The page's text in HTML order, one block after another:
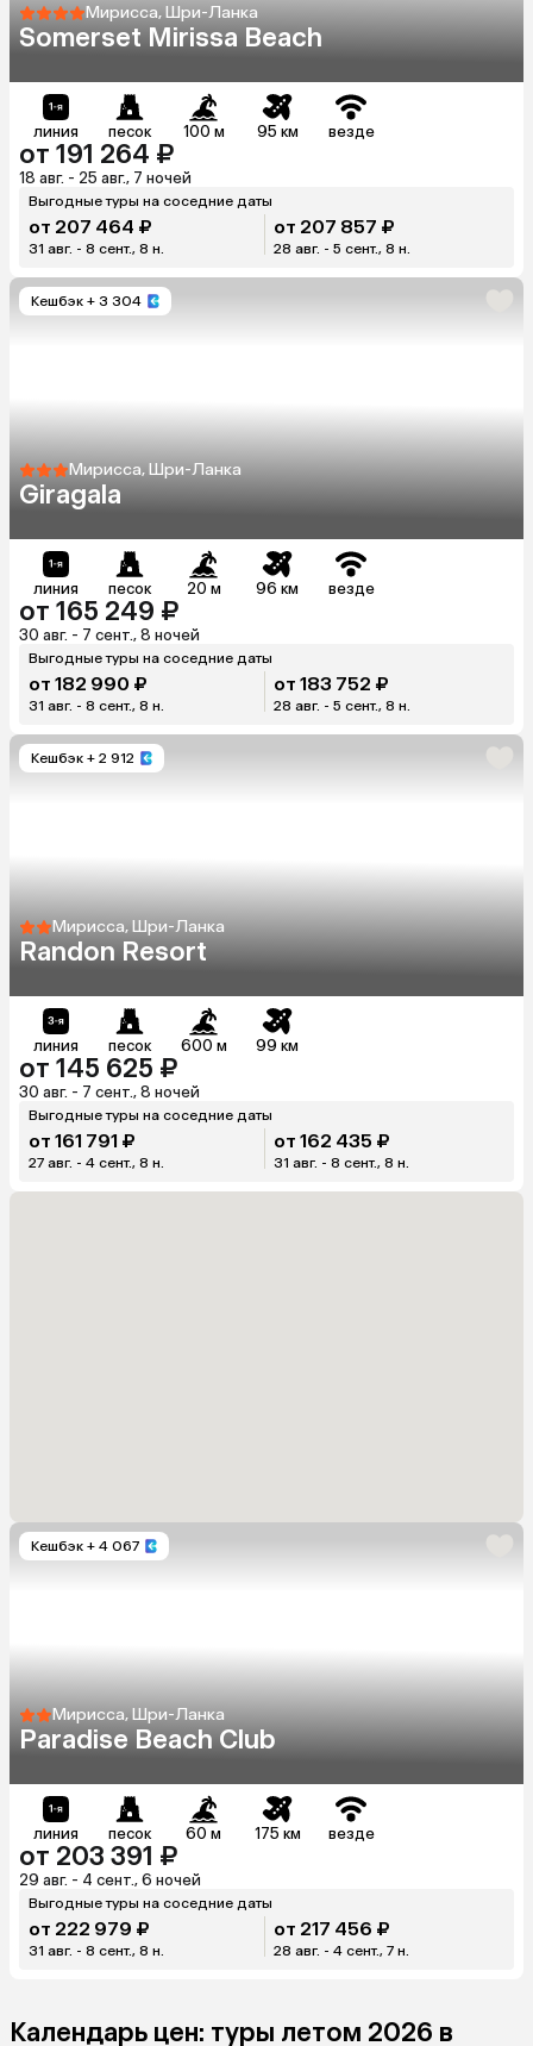
Мирисса, Шри-Ланка
Somerset Mirissa Beach
линия песок 100 м 95 км везде
от 191 264 ₽
18 авг. - 25 авг., 7 ночей
Выгодные туры на соседние даты
от 207 464 ₽
31 авг. - 8 сент., 8 н.
от 207 857 ₽
28 авг. - 5 сент., 8 н.
Кешбэк + 3 304
Мирисса, Шри-Ланка
Giragala
линия песок 20 м 96 км везде
от 165 249 ₽
30 авг. - 7 сент., 8 ночей
Выгодные туры на соседние даты
от 182 990 ₽
31 авг. - 8 сент., 8 н.
от 183 752 ₽
28 авг. - 5 сент., 8 н.
Кешбэк + 2 912
Мирисса, Шри-Ланка
Randon Resort
линия песок 600 м 99 км
от 145 625 ₽
30 авг. - 7 сент., 8 ночей
Выгодные туры на соседние даты
от 161 791 ₽
27 авг. - 4 сент., 8 н.
от 162 435 ₽
31 авг. - 8 сент., 8 н.
Кешбэк + 4 067
Мирисса, Шри-Ланка
Paradise Beach Club
линия песок 60 м 175 км везде
от 203 391 ₽
29 авг. - 4 сент., 6 ночей
Выгодные туры на соседние даты
от 222 979 ₽
31 авг. - 8 сент., 8 н.
от 217 456 ₽
28 авг. - 4 сент., 7 н.
Календарь цен: туры летом 2026 в